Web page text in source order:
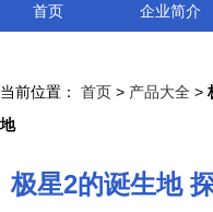
首页 企业简介
当前位置： 首页 > 产品大全 >
地
极星2的诞生地